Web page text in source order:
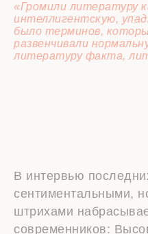
«Громили литературу
интеллигентскую,
было терминов,
развенчивали
литературу факта,
В интервью
сентиментальными,
штрихами
современников: